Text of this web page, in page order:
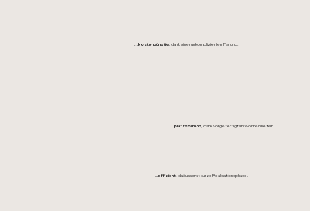
...kostengünstig, dank einer unkomplizierten Planung.
...platzsparend, dank vorgefertigten Wohneinheiten.
…effizient, da äusserst kurze Realisationsphase.